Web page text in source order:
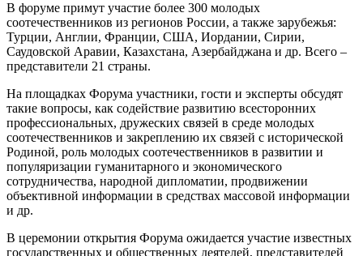
В форуме примут участие более 300 молодых
соотечественников из регионов России, а также зарубежья:
Турции, Англии, Франции, США, Иордании, Сирии,
Саудовской Аравии, Казахстана, Азербайджана и др. Всего –
представители 21 страны.
На площадках Форума участники, гости и эксперты обсудят
такие вопросы, как содействие развитию всесторонних
профессиональных, дружеских связей в среде молодых
соотечественников и закреплению их связей с исторической
Родиной, роль молодых соотечественников в развитии и
популяризации гуманитарного и экономического
сотрудничества, народной дипломатии, продвижении
объективной информации в средствах массовой информации
и др.
В церемонии открытия Форума ожидается участие известных
государственных и общественных деятелей, представителей